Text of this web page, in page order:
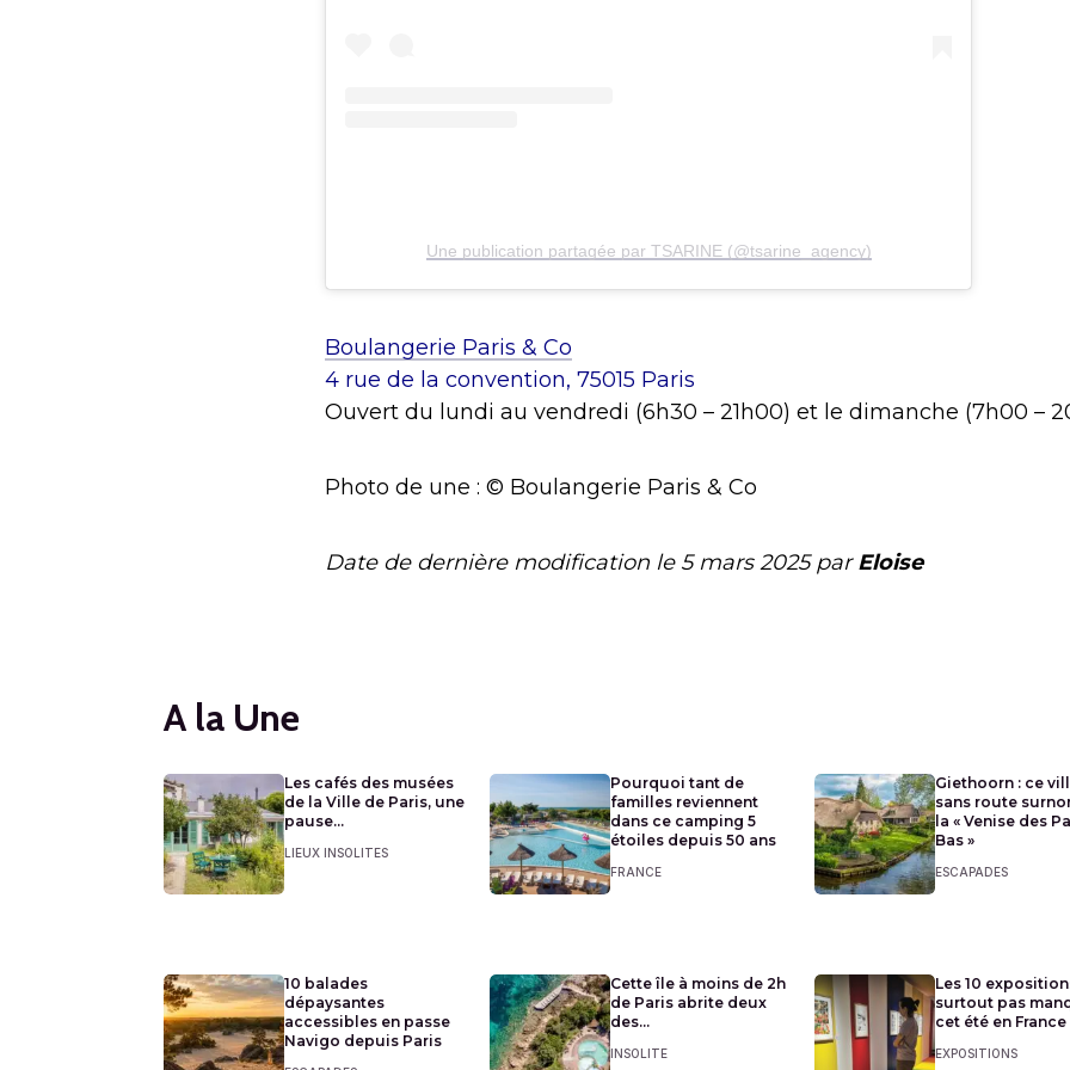
Une publication partagée par TSARINE (@tsarine_agency)
Boulangerie Paris & Co
4 rue de la convention, 75015 Paris
Ouvert du lundi au vendredi (6h30 – 21h00) et le dimanche (7h00 –
Photo de une : © Boulangerie Paris & Co
Date de dernière modification le 5 mars 2025parEloise
A la Une
Les cafés des musées
de la Ville de Paris, une
pause...
LIEUX INSOLITES
Pourquoi tant de
familles reviennent
dans ce camping 5
étoiles depuis 50 ans
FRANCE
Giethoorn : ce
sans route
la « Venise des
Bas »
ESCAPADES
10 balades
dépaysantes
accessibles en passe
Navigo depuis Paris
Cette île à moins de 2h
de Paris abrite deux
des...
INSOLITE
Les 10
surtout pas
cet été en France
EXPOSITIONS